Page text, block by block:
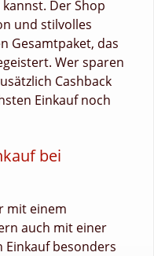
Der Shop
und stilvolles
Gesamtpaket, das
Wer sparen
Cashback
Einkauf noch
bei
mit einem
auch mit einer
Einkauf besonders